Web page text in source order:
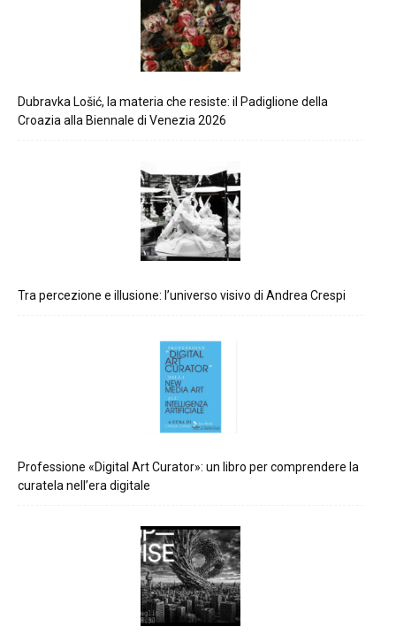
Dubravka Lošić, la materia che resiste: il Padiglione della
Croazia alla Biennale di Venezia 2026
Tra percezione e illusione: l’universo visivo di Andrea Crespi
Professione «Digital Art Curator»: un libro per comprendere la
curatela nell’era digitale